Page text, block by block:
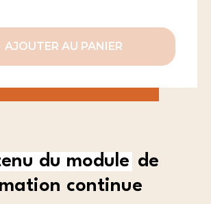
AJOUTER AU PANIER
du module de
continue